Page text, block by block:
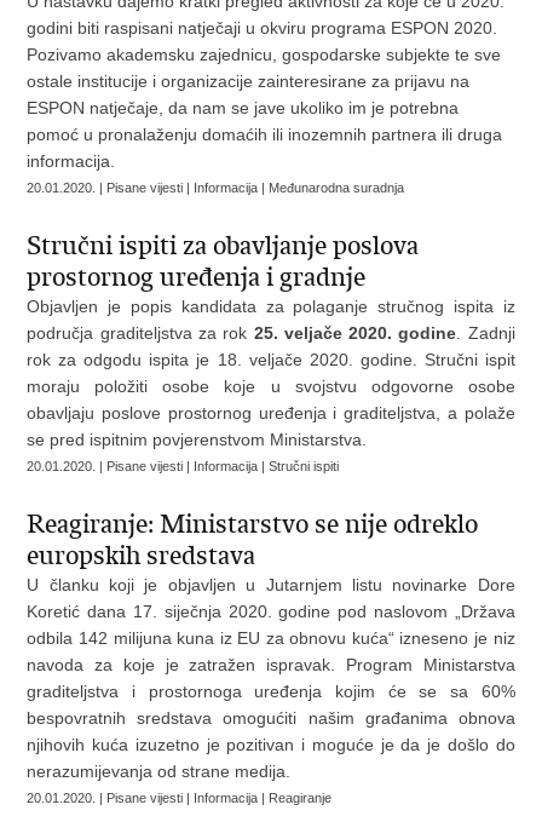
godini biti raspisani natječaji u okviru programa ESPON 2020.
Pozivamo akademsku zajednicu, gospodarske subjekte te sve
ostale institucije i organizacije zainteresirane za prijavu na
ESPON natječaje, da nam se jave ukoliko im je potrebna
pomoć u pronalaženju domaćih ili inozemnih partnera ili druga
informacija.
20.01.2020. | Pisane vijesti | Informacija | Međunarodna suradnja
Stručni ispiti za obavljanje poslova
prostornog uređenja i gradnje
Objavljen je popis kandidata za polaganje stručnog ispita iz
područja graditeljstva za rok 25. veljače 2020. godine . Zadnji
rok za odgodu ispita je 18. veljače 2020. godine. Stručni ispit
moraju položiti osobe koje u svojstvu odgovorne osobe
obavljaju poslove prostornog uređenja i graditeljstva, a polaže
se pred ispitnim povjerenstvom Ministarstva.
20.01.2020. | Pisane vijesti | Informacija | Stručni ispiti
Reagiranje: Ministarstvo se nije odreklo
europskih sredstava
U članku koji je objavljen u Jutarnjem listu novinarke Dore
Koretić dana 17. siječnja 2020. godine pod naslovom „Država
odbila 142 milijuna kuna iz EU za obnovu kuća“ izneseno je niz
navoda za koje je zatražen ispravak. Program Ministarstva
graditeljstva i prostornoga uređenja kojim će se sa 60%
bespovratnih sredstava omogućiti našim građanima obnova
njihovih kuća izuzetno je pozitivan i moguće je da je došlo do
nerazumijevanja od strane medija.
20.01.2020. | Pisane vijesti | Informacija | Reagiranje